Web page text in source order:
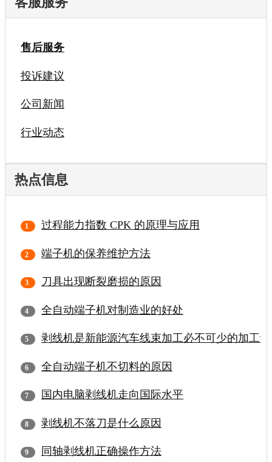
售后服务
投诉建议
公司新闻
行业动态
热点信息
过程能力指数 CPK 的原理与应用
端子机的保养维护方法
刀具出现断裂磨损的原因
全自动端子机对制造业的好处
剥线机是新能源汽车线束加工必不可少的加工
全自动端子机不切料的原因
国内电脑剥线机走向国际水平
剥线机不落刀是什么原因
同轴剥线机正确操作方法